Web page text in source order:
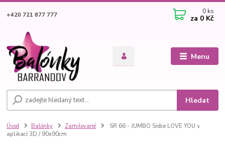
Menu
Hledat
+420 721 877 777 0 ks
za 0 Kč
Úvod Balónky Zamilované
SR 66 - JUMBO Srdce LOVE YOU s
aplikací 3D / 90x90cm